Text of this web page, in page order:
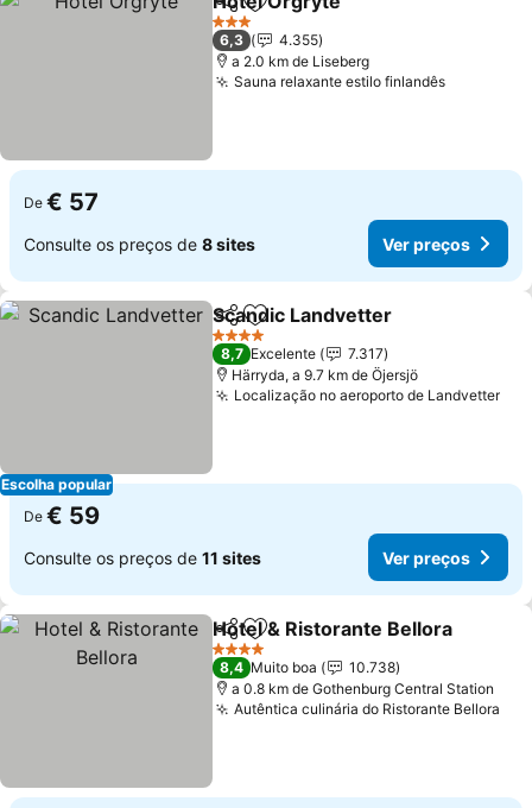
PartilharAdicionar aos favoritos
3 Estrelas
6,3
4.355
a 2.0 km de Liseberg
Sauna relaxante estilo finlandês
De € 57
Consulte os preços de 8 sites Ver preços
Escolha popular
PartilharAdicionar aos favoritos
Scandic Landvetter
4 Estrelas
8,7 Excelente
7.317
Härryda, a 9.7 km de Öjersjö
Localização no aeroporto de Landvetter
De € 59
Consulte os preços de 11 sites Ver preços
PartilharAdicionar aos favoritos
Hotel & Ristorante Bellora
4 Estrelas
8,4 Muito boa
10.738
a 0.8 km de Gothenburg Central Station
Autêntica culinária do Ristorante Bellora